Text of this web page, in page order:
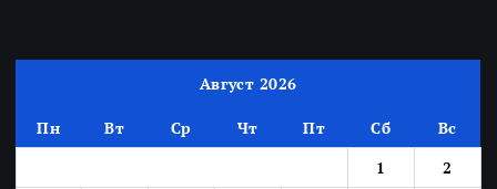
Август 2026
Пн Вт Ср Чт Пт Сб
Вс
1
2